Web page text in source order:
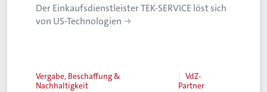
Der Einkaufsdienstleister TEK-SERVICE löst sich
von US-Technologien
Vergabe, Beschaffung &
Nachhaltigkeit
VdZ-
Partner